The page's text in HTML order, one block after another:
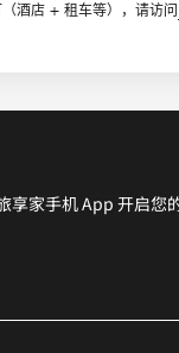
酒店 + 租车等），请访问
享家手机 App 开启您